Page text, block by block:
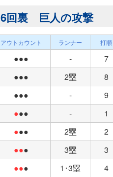
6回裏 巨人の攻撃
アウトカウント ランナー 打順
●●● - 7
●●●
2塁 8
●●●
- 9
●●● - 1
●●● 2塁 2
●●● 3塁 3
●●● 1･3塁 4